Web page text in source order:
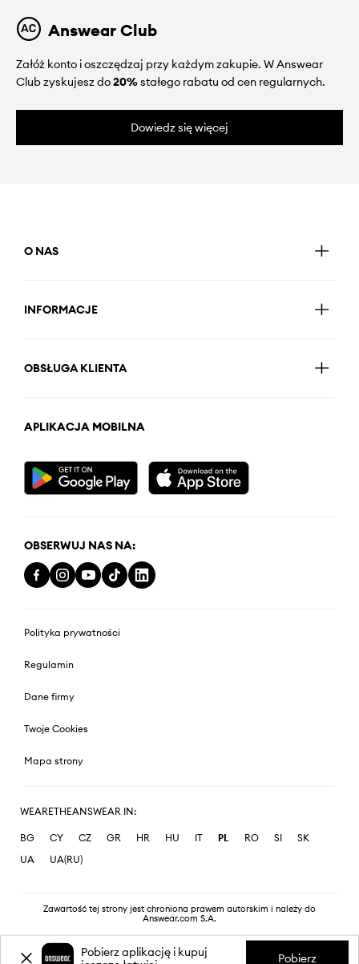
Answear Club
Załóż konto i oszczędzaj przy każdym zakupie. W Answear
Club zyskujesz do20%stałego rabatu od cen regularnych.
Dowiedz się więcej
O NAS
INFORMACJE
OBSŁUGA KLIENTA
APLIKACJA MOBILNA
OBSERWUJ NAS NA:
Polityka prywatności
Regulamin
Dane firmy
Twoje Cookies
Mapa strony
WEARETHEANSWEAR IN:
BG CY CZ GR HR HU IT PL RO SI
SK
UA
UA(RU)
Zawartość tej strony jest chroniona prawem autorskim i należy do
Answear.com S.A.
Pobierz aplikację i kupuj
Pobierz